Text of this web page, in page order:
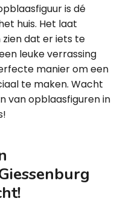
is dé
huis. Het laat
dat er iets te
leuke verrassing
manier om een
te maken. Wacht
van opblaasfiguren in